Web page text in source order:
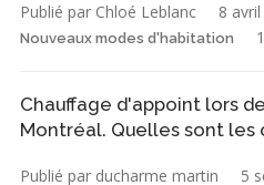
Publié par Chloé Leblanc 8
Nouveaux modes d'habitation
Chauffage d'appoint lors
Montréal. Quelles sont les
Publié par ducharme martin 5